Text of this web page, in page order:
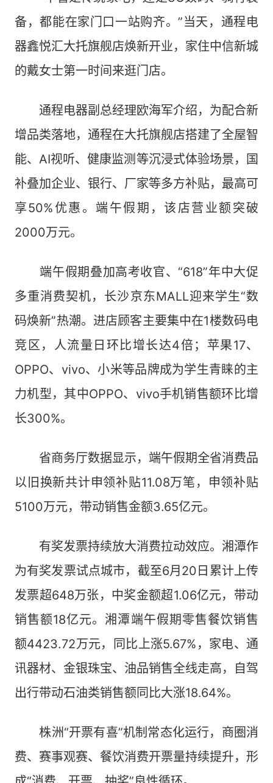
备，都能在家门口一站购齐。”当天，通程电
器鑫悦汇大托旗舰店焕新开业，家住中信新城
的戴女士第一时间来逛门店。
通程电器副总经理欧海军介绍，为配合新
增品类落地，通程在大托旗舰店搭建了全屋智
能、AI视听、健康监测等沉浸式体验场景，国
补叠加企业、银行、厂家等多方补贴，最高可
享50%优惠。端午假期，该店营业额突破
2000万元。
端午假期叠加高考收官、“618”年中大促
多重消费契机，长沙京东MALL迎来学生“数
码焕新”热潮。进店顾客主要集中在1楼数码电
竞区，人流量日环比增长达4倍；苹果17、
OPPO、vivo、小米等品牌成为学生青睐的主
力机型，其中OPPO、vivo手机销售额环比增
长300%。
省商务厅数据显示，端午假期全省消费品
以旧换新共计申领补贴11.08万笔，申领补贴
5100万元，带动销售金额3.65亿元。
有奖发票持续放大消费拉动效应。湘潭作
为有奖发票试点城市，截至6月20日累计上传
发票超648万张，中奖金额超1.06亿元，带动
销售额18亿元。湘潭端午假期零售餐饮销售
额4423.72万元，同比上涨5.67%，家电、通
讯器材、金银珠宝、油品销售全线走高，自驾
出行带动石油类销售额同比大涨18.64%。
株洲“开票有喜”机制常态化运行，商圈消
费、赛事观赛、餐饮消费开票量持续提升，形